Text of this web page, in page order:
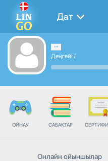
Дат
Деңгейі /
ОЙНАУ САБАҚТАР
Онлайн ойыншылар